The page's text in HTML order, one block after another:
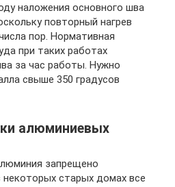
наложения основного шва
повторный нагрев
пор. Нормативная
при таких работах
за час работы. Нужно
свыше 350 градусов
алюминиевых
запрещено
старых домах все